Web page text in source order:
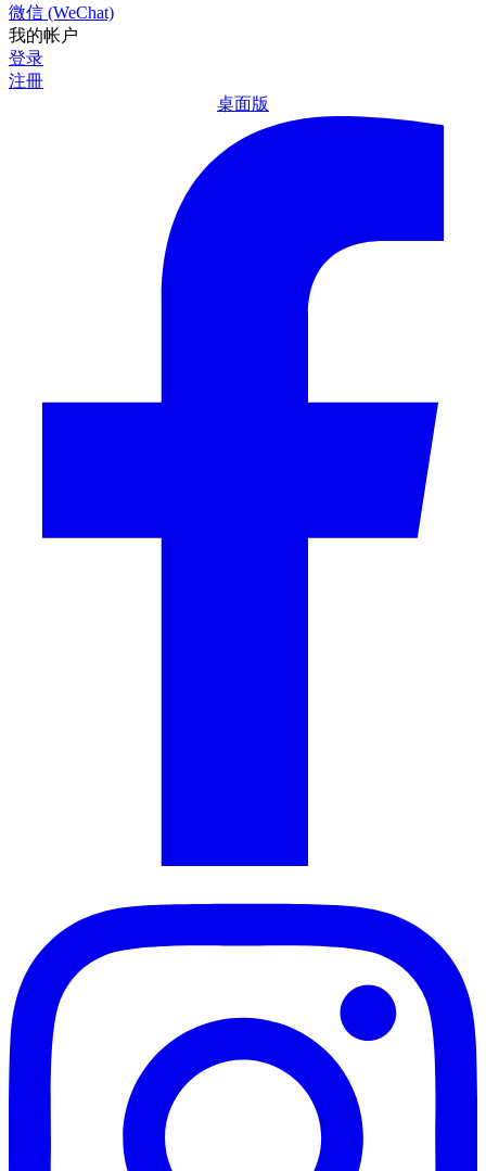
微信 (WeChat)
我的帐户
登录
注冊
桌面版